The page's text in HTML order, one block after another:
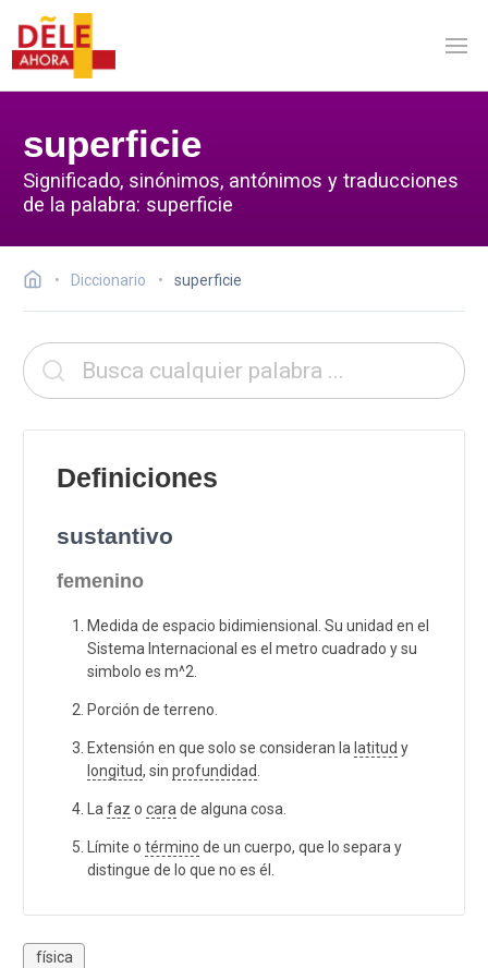
superficie
Significado, sinónimos, antónimos y traducciones
de la palabra: superficie
Diccionario superficie
Definiciones
sustantivo
femenino
Medida de espacio bidimiensional. Su unidad en el
Sistema Internacional es el metro cuadrado y su
simbolo es m^2.
Porción de terreno.
Extensión en que solo se consideran la latitud y
longitud, sin profundidad
La faz o cara de alguna cosa.
Límite o término de un cuerpo, que lo separa y
distingue de lo que no es él.
física